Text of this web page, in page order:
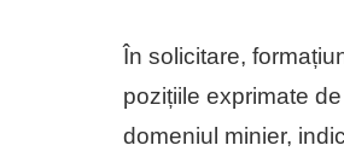
În solicitare,
pozițiile exprimate
domeniul minier,